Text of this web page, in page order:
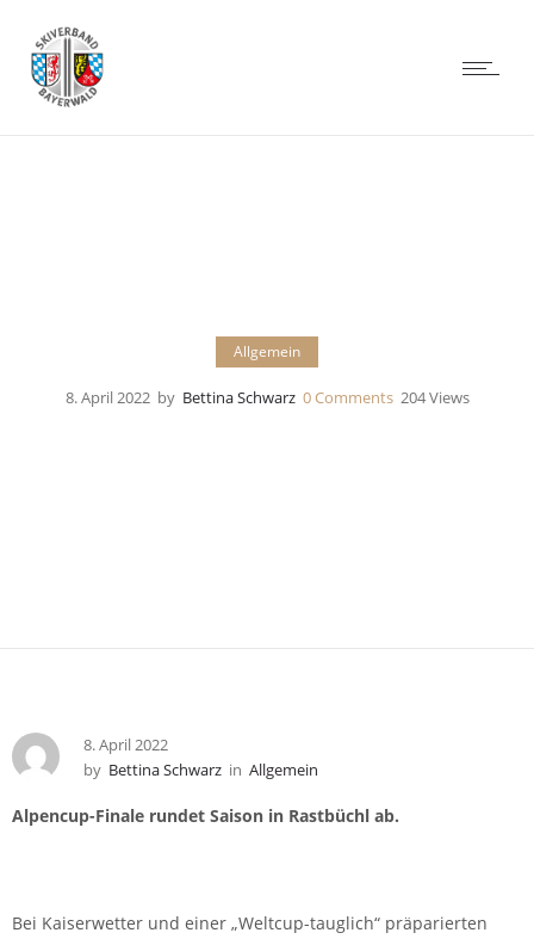
Allgemein
8. April 2022 by Bettina Schwarz 0Comments 204 Views
8. April 2022
by Bettina Schwarz in Allgemein
Alpencup-Finale rundet Saison in Rastbüchl ab.
Bei Kaiserwetter und einer „Weltcup-tauglich“ präparierten